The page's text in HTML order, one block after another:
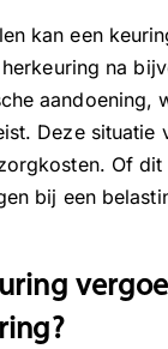
kan een
na
aandoening,
Deze situatie
Of
bij een